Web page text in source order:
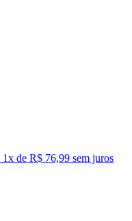
1x de R$ 76,99 sem juros